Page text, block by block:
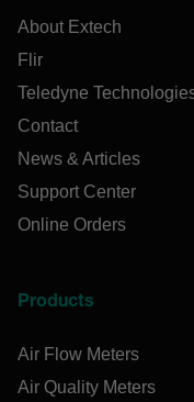
About Extech
Flir
Teledyne
Contact
News & Articles
Support Center
Online Orders
Products
Air Flow Meters
Air Quality Meters